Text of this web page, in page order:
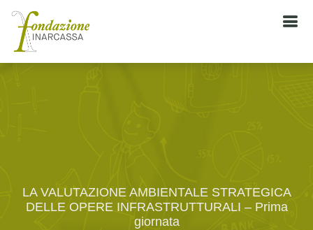
LA VALUTAZIONE AMBIENTALE STRATEGICA
DELLE OPERE INFRASTRUTTURALI – Prima
giornata